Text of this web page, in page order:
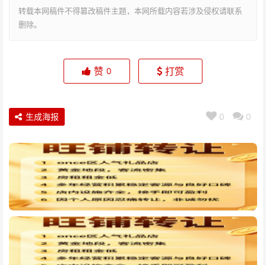
转载本网稿件不得篡改稿件主题，本网所载内容若涉及侵权请联系
删除。
赞 0 打赏
0 0
生成海报